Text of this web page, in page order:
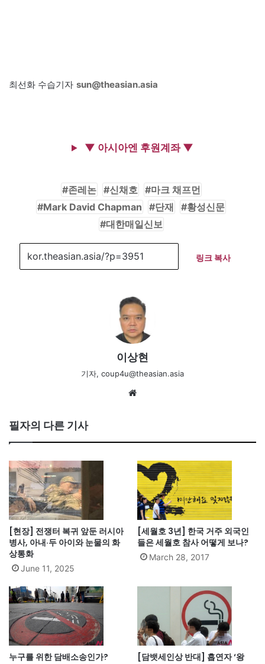
최선화 수습기자 sun@theasian.asia
▼ 아시아엔 후원계좌 ▼
존레논 신채호
마크 채프먼
Mark David Chapman
단재
황성신문
대한매일신보
링크 복사
이상현
기자, coup4u@theasian.asia
필자의 다른 기사
[현장] 전쟁터 복귀 앞둔 러시아
병사, 아내·두 아이와 눈물의 화
상통화
June 11, 2025
[세월호 3년] 한국 거주 외국인
들은 세월호 참사 어떻게 보나?
March 28, 2017
누구를 위한 담배소송인가?
[담뱃세인상 반대] 흡연자 ‘왕